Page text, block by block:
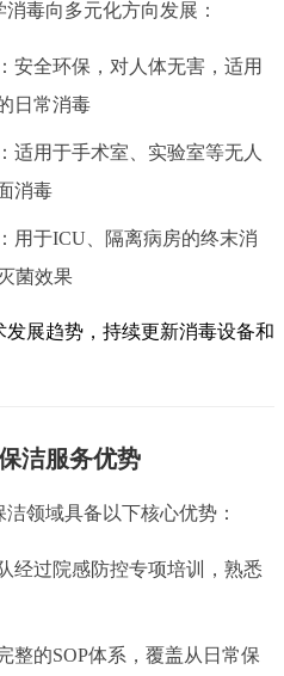
毒向多元化方向发展：
：安全环保，对人体无害，适用
日常消毒
：适用于手术室、实验室等无人
消毒
：用于ICU、隔离病房的终末消
菌效果
展趋势，持续更新消毒设备和
洁服务优势
领域具备以下核心优势：
经过院感防控专项培训，熟悉
整的SOP体系，覆盖从日常保